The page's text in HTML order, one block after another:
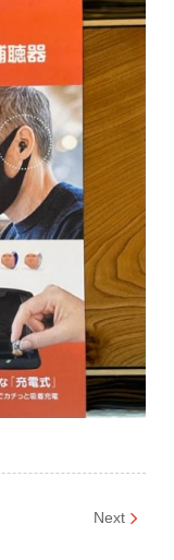
Next